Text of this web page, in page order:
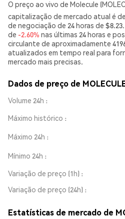
O preço ao vivo de Molecule
capitalização de mercado atual é de
de negociação de 24 horas de
de -2.60% nas últimas 24 horas e
circulante de aproximadamente
atualizados em tempo real para
mercado mais precisas.
Dados de preço de
Volume 24h
Máximo histórico
Máximo 24h
Mínimo 24h
Variação de preço (1h)
Variação de preço (24h)
Estatísticas de mercado de